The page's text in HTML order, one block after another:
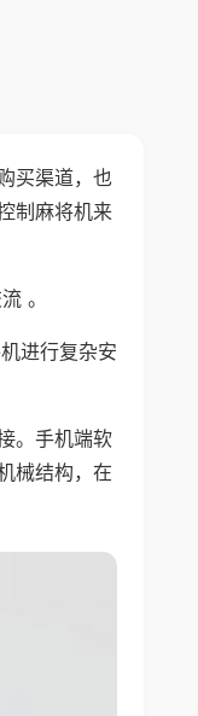
买渠道，也
制麻将机来
。
进行复杂安
。手机端软
械结构，在